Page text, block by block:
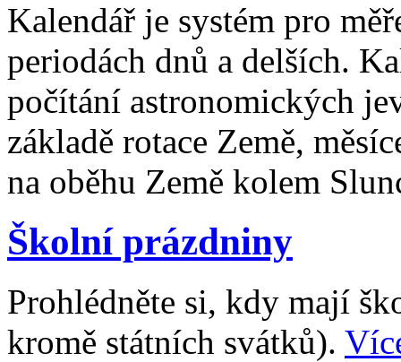
Kalendář je systém pro
periodách dnů a delších.
počítání astronomických
základě rotace Země,
na oběhu Země kolem
Školní prázdniny
Prohlédněte si, kdy mají
kromě státních svátků).